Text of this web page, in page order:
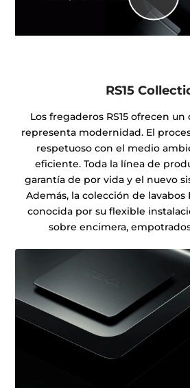
RS15
Los fregaderos RS15 ofrecen
representa modernidad. El
respetuoso con el medio
eficiente. Toda la línea de
garantía de por vida y el nuevo
Además, la colección de lavabos
conocida por su flexible
sobre encimera,